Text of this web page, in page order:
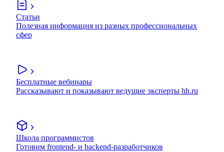
Статьи
Полезная информация из разных профессиональных
сфер
Бесплатные вебинары
Рассказывают и показывают ведущие эксперты hh.ru
Школа программистов
Готовим frontend- и backend-разработчиков